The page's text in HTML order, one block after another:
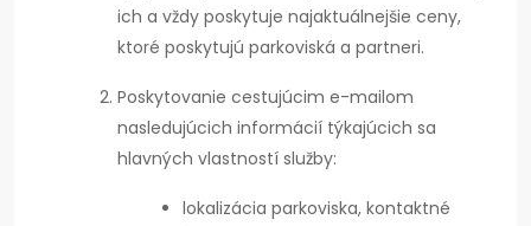
ich a vždy poskytuje najaktuálnejšie ceny,
ktoré poskytujú parkoviská a partneri.
Poskytovanie cestujúcim e-mailom
nasledujúcich informácií týkajúcich sa
hlavných vlastností služby:
lokalizácia parkoviska, kontaktné